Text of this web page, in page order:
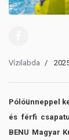
Vízilabda
Pólóünneppel
és férfi
BENU Magyar